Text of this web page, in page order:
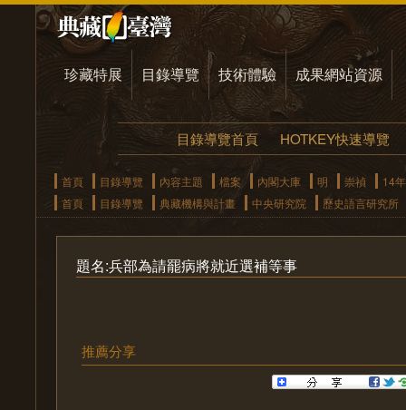
珍藏特展 目錄導覽 技術體驗 成果網站資源
目錄導覽首頁 HOTKEY快速導覽
首頁 目錄導覽 內容主題 檔案 內閣大庫 明 崇禎
14年
首頁
目錄導覽 典藏機構與計畫 中央研究院 歷史語言研究所
題名:兵部為請罷病將就近選補等事
推薦分享